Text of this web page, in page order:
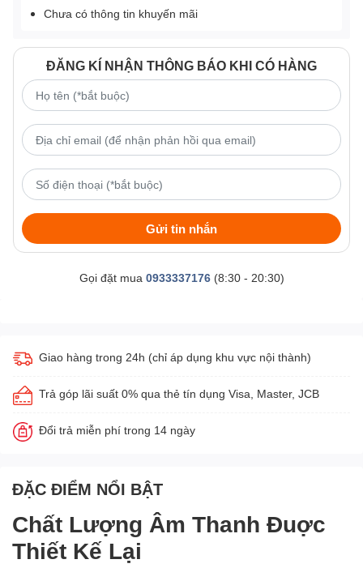
Chưa có thông tin khuyến mãi
ĐĂNG KÍ NHẬN THÔNG BÁO KHI CÓ HÀNG
Gửi tin nhắn
Gọi đặt mua 0933337176(8:30 - 20:30)
Giao hàng trong 24h (chỉ áp dụng khu vực nội thành)
Trả góp lãi suất 0% qua thẻ tín dụng Visa, Master, JCB
Đổi trả miễn phí trong 14 ngày
ĐẶC ĐIỂM NỔI BẬT
Chất Lượng Âm Thanh Đuợc
Thiết Kế Lại